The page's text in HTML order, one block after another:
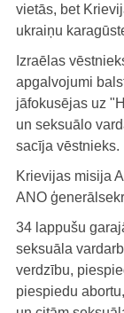
vietās, bet
ukraiņu
Izraēlas
apgalvojumi
jāfokusējas uz
un seksuālo
sacīja vēstnieks.
Krievijas misija
ANO
34 lappušu
seksuāla
verdzību,
piespiedu